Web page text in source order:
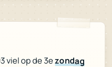
viel op de 3ezondag